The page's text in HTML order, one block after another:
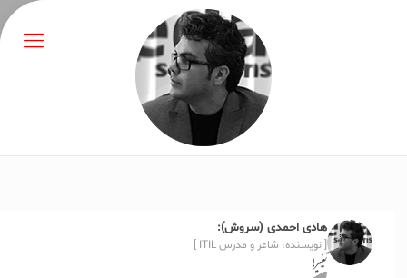
هادی احمدی (سروش):
[ نویسنده، شاعر و مدرس ITIL ]
تغییر!